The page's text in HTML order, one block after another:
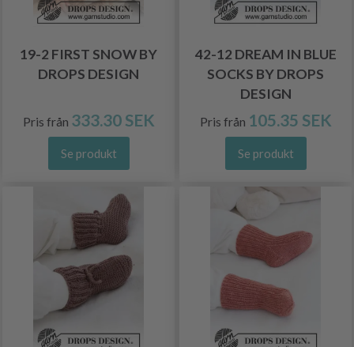
19-2 FIRST SNOW BY
DROPS DESIGN
Pris från 333.30 SEK
Se produkt
42-12 DREAM IN BLUE
SOCKS BY DROPS
DESIGN
Pris från 105.35 SEK
Se produkt